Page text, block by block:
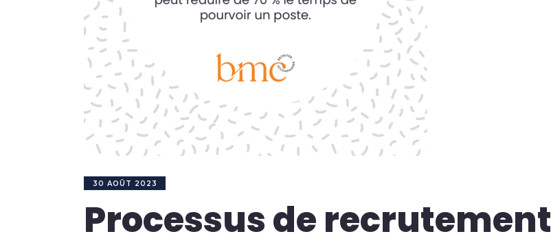
30 AOÛT 2023
Processus de recrutement